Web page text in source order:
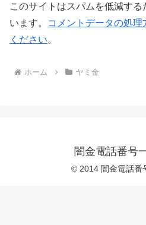
このサイトはスパムを低減す
います。
コメントデータの処
ください。
ホーム ヤミ金
闇金電話番号
© 2014 闇金電話番